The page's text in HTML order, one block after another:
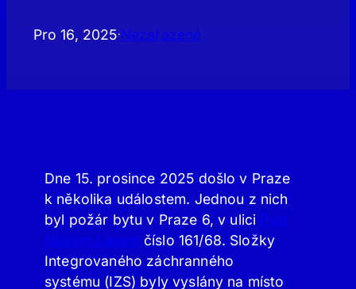
Pro 16, 2025·Nezařazené
Dne 15. prosince 2025 došlo v Praze
k několika událostem. Jednou z nich
byl požár bytu v Praze 6, v ulici Pod
Novým Lesem číslo 161/68. Složky
Integrovaného záchranného
systému (IZS) byly vyslány na místo